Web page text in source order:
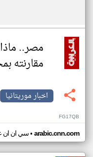
مصر..
مقارنته
اخبار موريتانيا
FG17QB
سي ان ان• arabic.cnn.com